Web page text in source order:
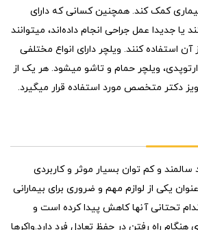
کمک کند. همچنین کسانی که دارای
جدیدا عمل جراحی انجام داده‌اند، میتوانند
استفاده کنند. ویلچر دارای انواع مختلفی
ویلچر حمام و تاشو میشود. هر یک از
دکتر متخصص مورد استفاده قرار میگیرد.
سالمند و کم توان بسیار موثر و کاربردی
یکی از لوازم مهم و ضروری برای بیمارانی
تحتانی آنها کاهش پیدا کرده است و
هنگام راه رفتن در حفظ تعادل فرد دارد.واکرها